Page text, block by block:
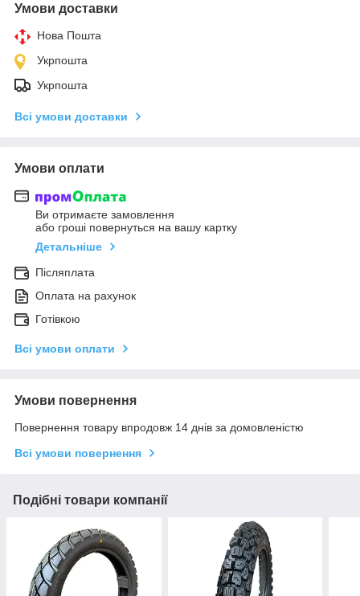
Умови доставки
Нова Пошта
Укрпошта
Укрпошта
Всі умови доставки
Умови оплати
Ви отримаєте замовлення
або гроші повернуться на вашу картку
Детальніше
Післяплата
Оплата на рахунок
Готівкою
Всі умови оплати
Умови повернення
Повернення товару впродовж 14 днів за домовленістю
Всі умови повернення
Подібні товари компанії